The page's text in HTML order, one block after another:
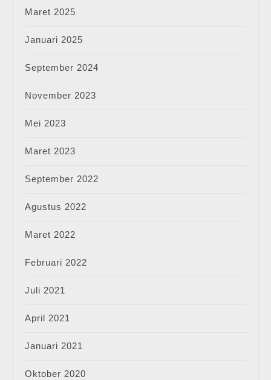
Maret 2025
Januari 2025
September 2024
November 2023
Mei 2023
Maret 2023
September 2022
Agustus 2022
Maret 2022
Februari 2022
Juli 2021
April 2021
Januari 2021
Oktober 2020